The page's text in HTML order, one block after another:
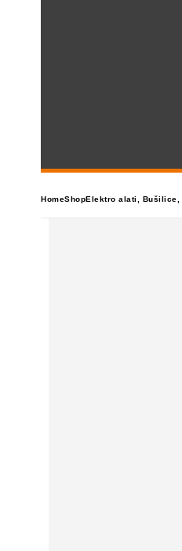
HomeShopElektro alati, Bušilice,